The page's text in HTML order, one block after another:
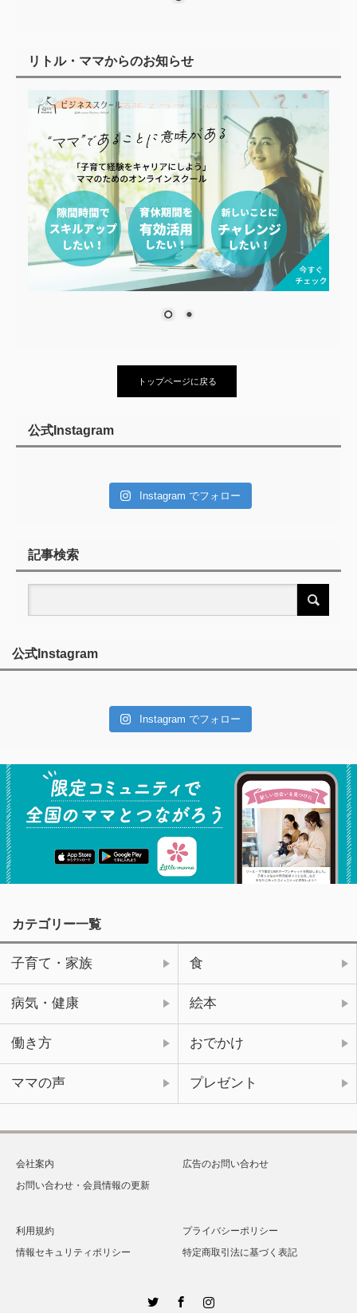
リトル・ママからのお知らせ
トップページに戻る
公式Instagram
Instagram でフォロー
記事検索
公式Instagram
Instagram でフォロー
カテゴリー一覧
子育て・家族 食
病気・健康 絵本
働き方 おでかけ
ママの声 プレゼント
会社案内
広告のお問い合わせ
お問い合わせ・会員情報の更新
利用規約
プライバシーポリシー
情報セキュリティポリシー
特定商取引法に基づく表記
Instagram